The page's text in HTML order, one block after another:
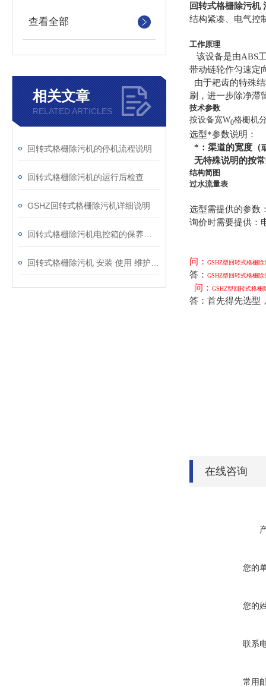
查看全部
相关文章
RELATED ARTICLES
回转式格栅除污机的停机流程说明
回转式格栅除污机的运行后检查
GSHZ回转式格栅除污机详细说明
回转式格栅除污机
结构紧凑、电气控
工作原理
该设备是由ABS
带动链轮作匀速定
由于耙齿的特殊
刷，进一步除净滞
技术参数
按设备宽W0格栅机
选型*参数说明：
*：渠道的宽度（
无特殊说明的按
结构简图
过水流量表
选型需提供的参数
询价时需要提供：
问： GSHZ型回转式格栅除
答： GSHZ型回转式格栅除
问： GSHZ型回转式格栅
答：首先得先选型
在线咨询
您的
您的
联系
常用